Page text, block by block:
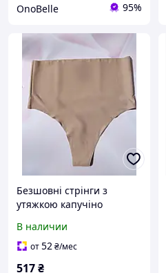
OnoBelle 95%
Безшовні стрінги з
утяжкою капучіно
комфортної фігури жіночі
відмінна якість
В наличии
от52₴/мес
517₴